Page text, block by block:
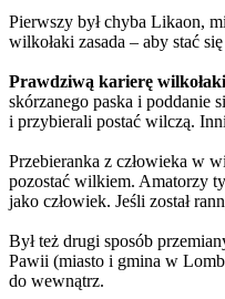
Pierwszy był chyba Likaon,
wilkołaki zasada – aby stać
Prawdziwą karierę
skórzanego paska i poddanie
i przybierali postać wilczą.
Przebieranka z człowieka w
pozostać wilkiem. Amatorzy
jako człowiek. Jeśli został
Był też drugi sposób
Pawii (miasto i gmina w
do wewnątrz.